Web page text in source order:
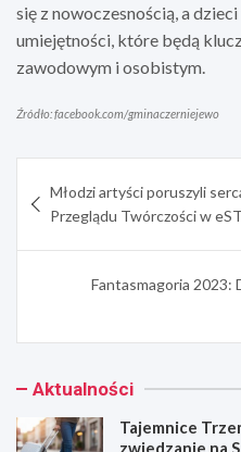
się z nowoczesnością, a
umiejętności, które będą
zawodowym i osobistym.
Źródło: facebook.com/gminaczerniejewo
wpisu
Młodzi artyści poruszyli
Przeglądu Twórczości w
Fantasmagoria 2023:
Aktualności
Tajemnice
zwiedzanie na